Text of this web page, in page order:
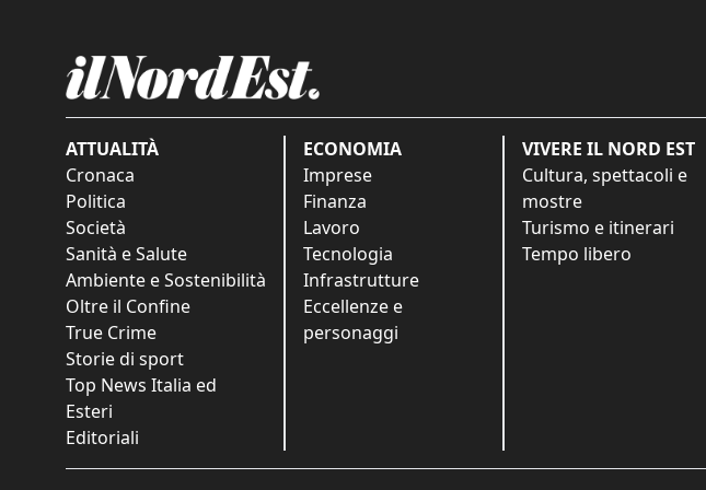
ATTUALITÀ
Cronaca
Politica
Società
Sanità e Salute
Ambiente e Sostenibilità
Oltre il Confine
True Crime
Storie di sport
Top News Italia ed
Esteri
Editoriali
ECONOMIA
Imprese
Finanza
Lavoro
Tecnologia
Infrastrutture
Eccellenze e
personaggi
VIVERE IL NORD EST
Cultura, spettacoli e
mostre
Turismo e itinerari
Tempo libero